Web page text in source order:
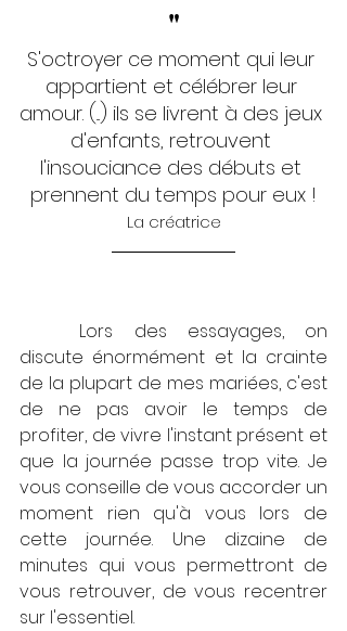
"
S'octroyer ce moment qui leur
appartient et célébrer leur
amour. (...) ils se livrent à des jeux
d'enfants, retrouvent
l'insouciance des débuts et
prennent du temps pour eux !
La créatrice
discute énormément et la crainte
de la plupart de mes mariées, c'est
de ne pas avoir le temps de
profiter, de vivre l'instant présent et
que la journée passe trop vite. Je
vous conseille de vous accorder un
moment rien qu'à vous lors de
cette journée. Une dizaine de
minutes qui vous permettront de
vous retrouver, de vous recentrer
sur l'essentiel.